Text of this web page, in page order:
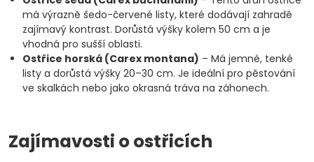
má výrazně šedo-červené listy, které dodávají zahradě
zajímavý kontrast. Dorůstá výšky kolem 50 cm a je
vhodná pro sušší oblasti.
Ostřice horská (Carex montana) – Má jemné, tenké
listy a dorůstá výšky 20–30 cm. Je ideální pro pěstování
ve skalkách nebo jako okrasná tráva na záhonech.
Zajímavosti o ostřicích